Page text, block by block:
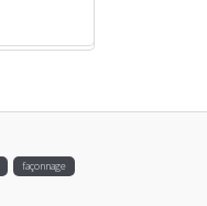
façonnage